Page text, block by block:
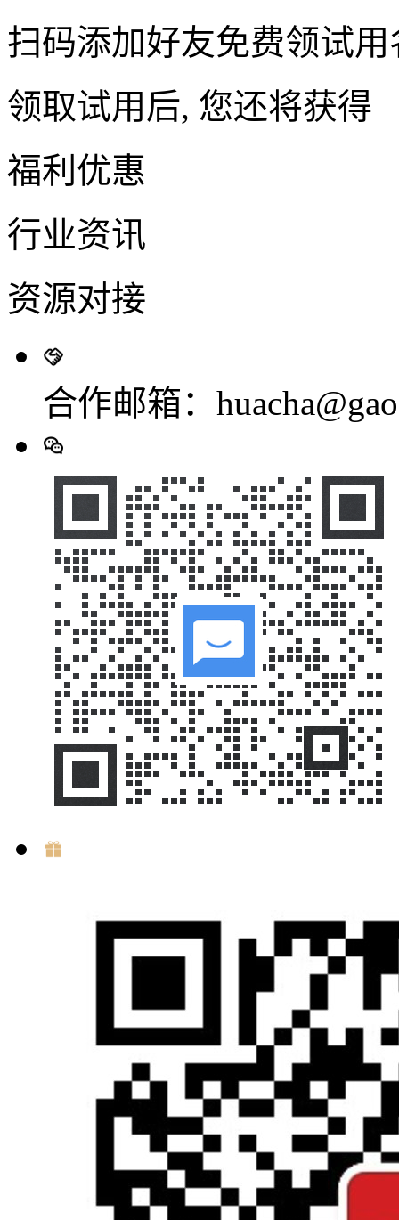
扫码添加好友免费领试用
领取试用后, 您还将获得
福利优惠
行业资讯
资源对接
合作邮箱：